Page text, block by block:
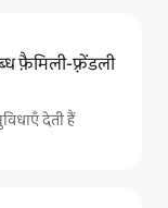
फ़ैमिली-फ़्रेंडली
देती हैं